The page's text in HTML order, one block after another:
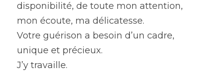
disponibilité, de toute mon attention,
mon écoute, ma délicatesse.
Votre guérison a besoin d’un cadre,
unique et précieux.
J’y travaille.